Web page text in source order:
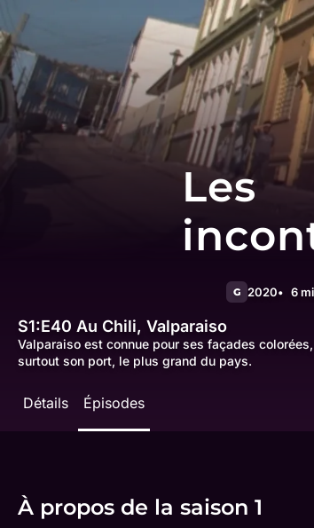
Les
G 2020 6
S1:E40 Au Chili, Valparaiso
Valparaiso est connue pour ses façades
surtout son port, le plus grand du pays.
Détails Épisodes
À propos de la saison 1